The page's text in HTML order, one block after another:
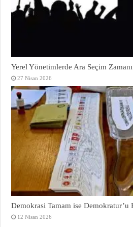
Yerel Yönetimlerde Ara Seçim Zamanı
27 Nisan 2026
Demokrasi Tamam ise Demokratur’u
12 Nisan 2026